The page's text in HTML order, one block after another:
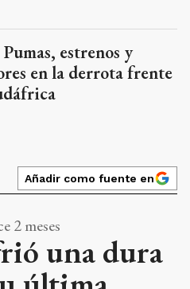
estrenos y
en la derrota frente
Añadir como fuente en
2 meses
una dura